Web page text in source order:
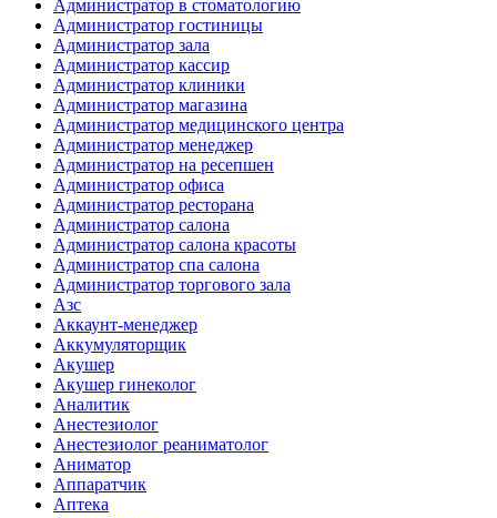
Администратор в стоматологию
Администратор гостиницы
Администратор зала
Администратор кассир
Администратор клиники
Администратор магазина
Администратор медицинского центра
Администратор менеджер
Администратор на ресепшен
Администратор офиса
Администратор ресторана
Администратор салона
Администратор салона красоты
Администратор спа салона
Администратор торгового зала
Азс
Аккаунт-менеджер
Аккумуляторщик
Акушер
Акушер гинеколог
Аналитик
Анестезиолог
Анестезиолог реаниматолог
Аниматор
Аппаратчик
Аптека